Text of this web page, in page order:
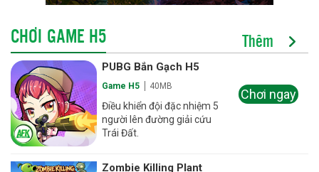
CHƠI GAME H5 Thêm
PUBG Bắn Gạch H5
Game H5 40MB
Điều khiển đội đặc nhiệm 5
người lên đường giải cứu
Trái Đất.
Chơi ngay
Zombie Killing Plant